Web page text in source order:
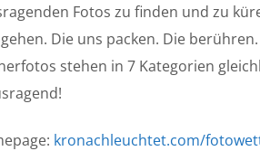
Fotos zu finden und zu
Die uns packen. Die
stehen in 7 Kategorien
kronachleuchtet.com/